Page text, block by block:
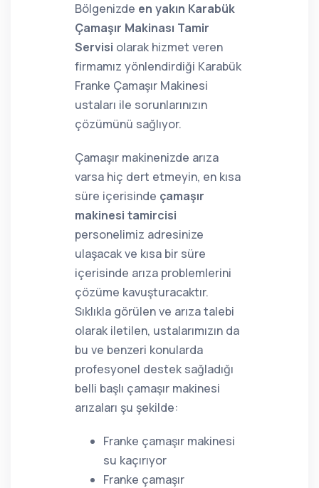
Bölgenizde en yakın Karabük
Çamaşır Makinası Tamir
Servisi olarak hizmet veren
firmamız yönlendirdiği Karabük
Franke Çamaşır Makinesi
ustaları ile sorunlarınızın
çözümünü sağlıyor.
Çamaşır makinenizde arıza
varsa hiç dert etmeyin, en kısa
süre içerisinde çamaşır
makinesi tamircisi
personelimiz adresinize
ulaşacak ve kısa bir süre
içerisinde arıza problemlerini
çözüme kavuşturacaktır.
Sıklıkla görülen ve arıza talebi
olarak iletilen, ustalarımızın da
bu ve benzeri konularda
profesyonel destek sağladığı
belli başlı çamaşır makinesi
arızaları şu şekilde:
Franke çamaşır makinesi
su kaçırıyor
Franke çamaşır